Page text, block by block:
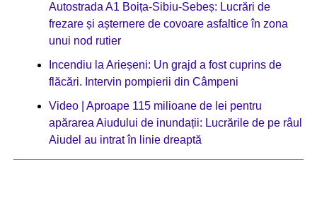
Autostrada A1 Boița-Sibiu-Sebeș: Lucrări de
frezare și așternere de covoare asfaltice în zona
unui nod rutier
Incendiu la Arieșeni: Un grajd a fost cuprins de
flăcări. Intervin pompierii din Câmpeni
Video | Aproape 115 milioane de lei pentru
apărarea Aiudului de inundații: Lucrările de pe râul
Aiudel au intrat în linie dreaptă